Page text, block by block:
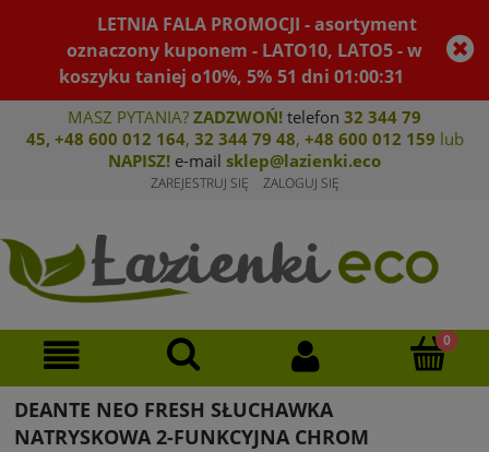
LETNIA FALA PROMOCJI - asortyment
oznaczony kuponem - LATO10, LATO5 - w
koszyku taniej o10%, 5% 51 dni01:00:31
MASZ PYTANIA? ZADZWOŃ! telefon 32 344 79
45, +48 600 012 164, 32 344 79 48, +48 600 012 159 lub
NAPISZ! e-mail sklep@lazienki.eco
ZAREJESTRUJ SIĘ ZALOGUJ SIĘ
DEANTE NEO FRESH SŁUCHAWKA
NATRYSKOWA 2-FUNKCYJNA CHROM